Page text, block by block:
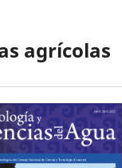
agrícolas